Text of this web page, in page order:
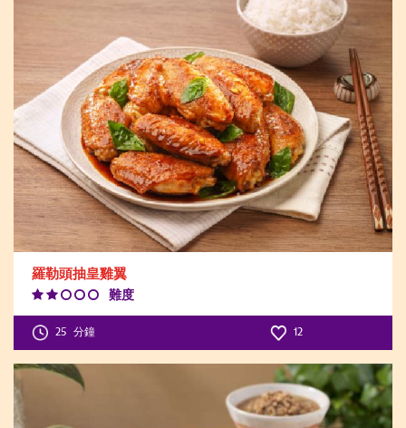
羅勒頭抽皇雞翼
難度
Level:2
25 分鐘 12